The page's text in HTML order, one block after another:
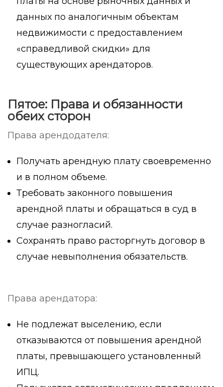
данных по аналогичным объектам
недвижимости с предоставлением
«справедливой скидки» для
существующих арендаторов.
Пятое: Права и обязанности
обеих сторон
Права арендодателя:
Получать арендную плату своевременно
и в полном объеме.
Требовать законного повышения
арендной платы и обращаться в суд в
случае разногласий.
Сохранять право расторгнуть договор в
случае невыполнения обязательств.
Права арендатора:
Не подлежат выселению, если
отказываются от повышения арендной
платы, превышающего установленный
ИПЦ.